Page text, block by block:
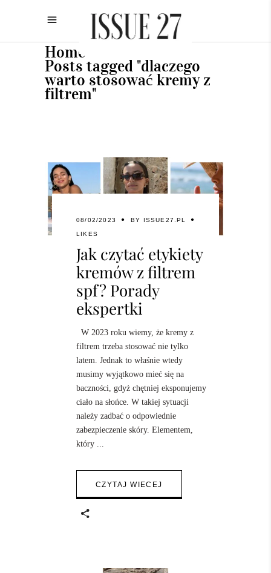
Home
Posts tagged "dlaczego
warto stosować kremy z
filtrem"
08/02/2023 BY ISSUE27.PL
LIKES
Jak czytać etykiety
kremów z filtrem
spf? Porady
ekspertki
W 2023 roku wiemy, że kremy z
filtrem trzeba stosować nie tylko
latem. Jednak to właśnie wtedy
musimy wyjątkowo mieć się na
baczności, gdyż chętniej eksponujemy
ciało na słońce. W takiej sytuacji
należy zadbać o odpowiednie
zabezpieczenie skóry. Elementem,
który
CZYTAJ WIECEJ